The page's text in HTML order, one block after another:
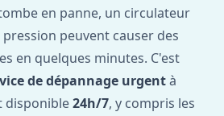
en panne, un circulateur
peuvent causer des
en quelques minutes. C'est
de dépannage urgentà
disponible24h/7, y compris les